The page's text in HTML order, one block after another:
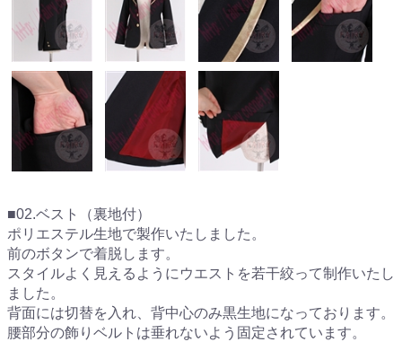
■02.ベスト（裏地付）
ポリエステル生地で製作いたしました。
前のボタンで着脱します。
スタイルよく見えるようにウエストを若干絞って制作いたし
ました。
背面には切替を入れ、背中心のみ黒生地になっております。
腰部分の飾りベルトは垂れないよう固定されています。